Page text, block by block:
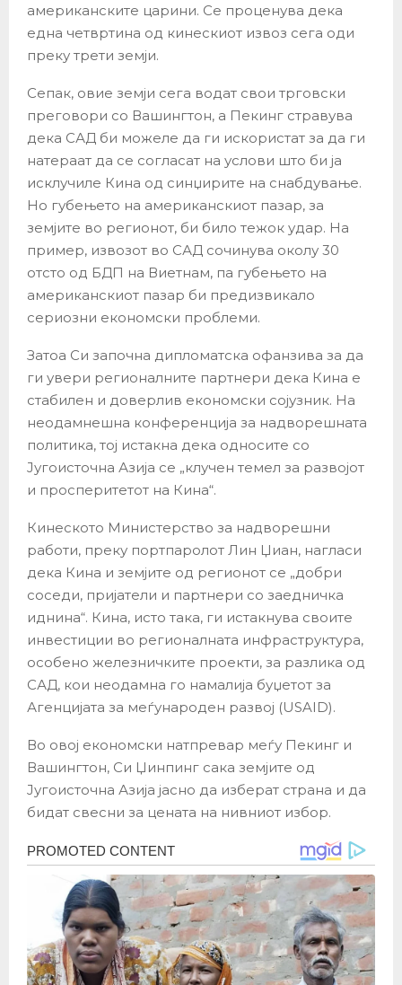
американските царини. Се проценува дека
една четвртина од кинескиот извоз сега оди
преку трети земји.
Сепак, овие земји сега водат свои трговски
преговори со Вашингтон, а Пекинг стравува
дека САД би можеле да ги искористат за да ги
натераат да се согласат на услови што би ја
исклучиле Кина од синџирите на снабдување.
Но губењето на американскиот пазар, за
земјите во регионот, би било тежок удар. На
пример, извозот во САД сочинува околу 30
отсто од БДП на Виетнам, па губењето на
американскиот пазар би предизвикало
сериозни економски проблеми.
Затоа Си започна дипломатска офанзива за да
ги увери регионалните партнери дека Кина е
стабилен и доверлив економски сојузник. На
неодамнешна конференција за надворешната
политика, тој истакна дека односите со
Југоисточна Азија се „клучен темел за развојот
и просперитетот на Кина“.
Кинеското Министерство за надворешни
работи, преку портпаролот Лин Џиан, нагласи
дека Кина и земјите од регионот се „добри
соседи, пријатели и партнери со заедничка
иднина“. Кина, исто така, ги истакнува своите
инвестиции во регионалната инфраструктура,
особено железничките проекти, за разлика од
САД, кои неодамна го намалија буџетот за
Агенцијата за меѓународен развој (USAID).
Во овој економски натпревар меѓу Пекинг и
Вашингтон, Си Џинпинг сака земјите од
Југоисточна Азија јасно да изберат страна и да
бидат свесни за цената на нивниот избор.